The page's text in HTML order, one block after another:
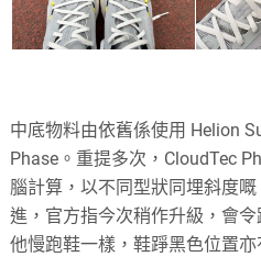
中底物料由依舊係使用 Helion
Phase。重提多次，CloudTec
腦計算，以不同型狀同埋斜度
進，官方指今次稍作升級，會
他慢跑鞋一樣，鞋踭黑色位置亦